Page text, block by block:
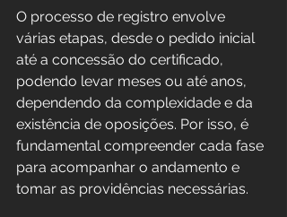
O processo de registro envolve
várias etapas, desde o pedido inicial
até a concessão do certificado,
podendo levar meses ou até anos,
dependendo da complexidade e da
existência de oposições. Por isso, é
fundamental compreender cada fase
para acompanhar o andamento e
tomar as providências necessárias.